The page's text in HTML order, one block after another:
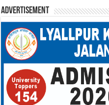
Advertisement